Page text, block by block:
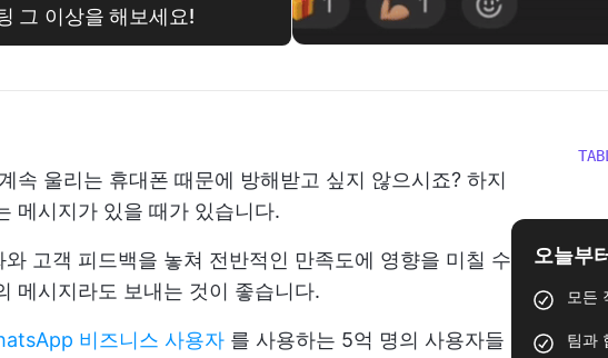
그 이상을 해보세요!
속 울리는 휴대폰 때문에 방해받고 싶지 않으시죠? 하지
메시지가 있을 때가 있습니다.
고객 피드백을 놓쳐 전반적인 만족도에 영향을 미칠 수
메시지라도 보내는 것이 좋습니다.
비즈니스 사용자 를 사용하는 5억 명의 사용자들
오늘부
모든
팀과